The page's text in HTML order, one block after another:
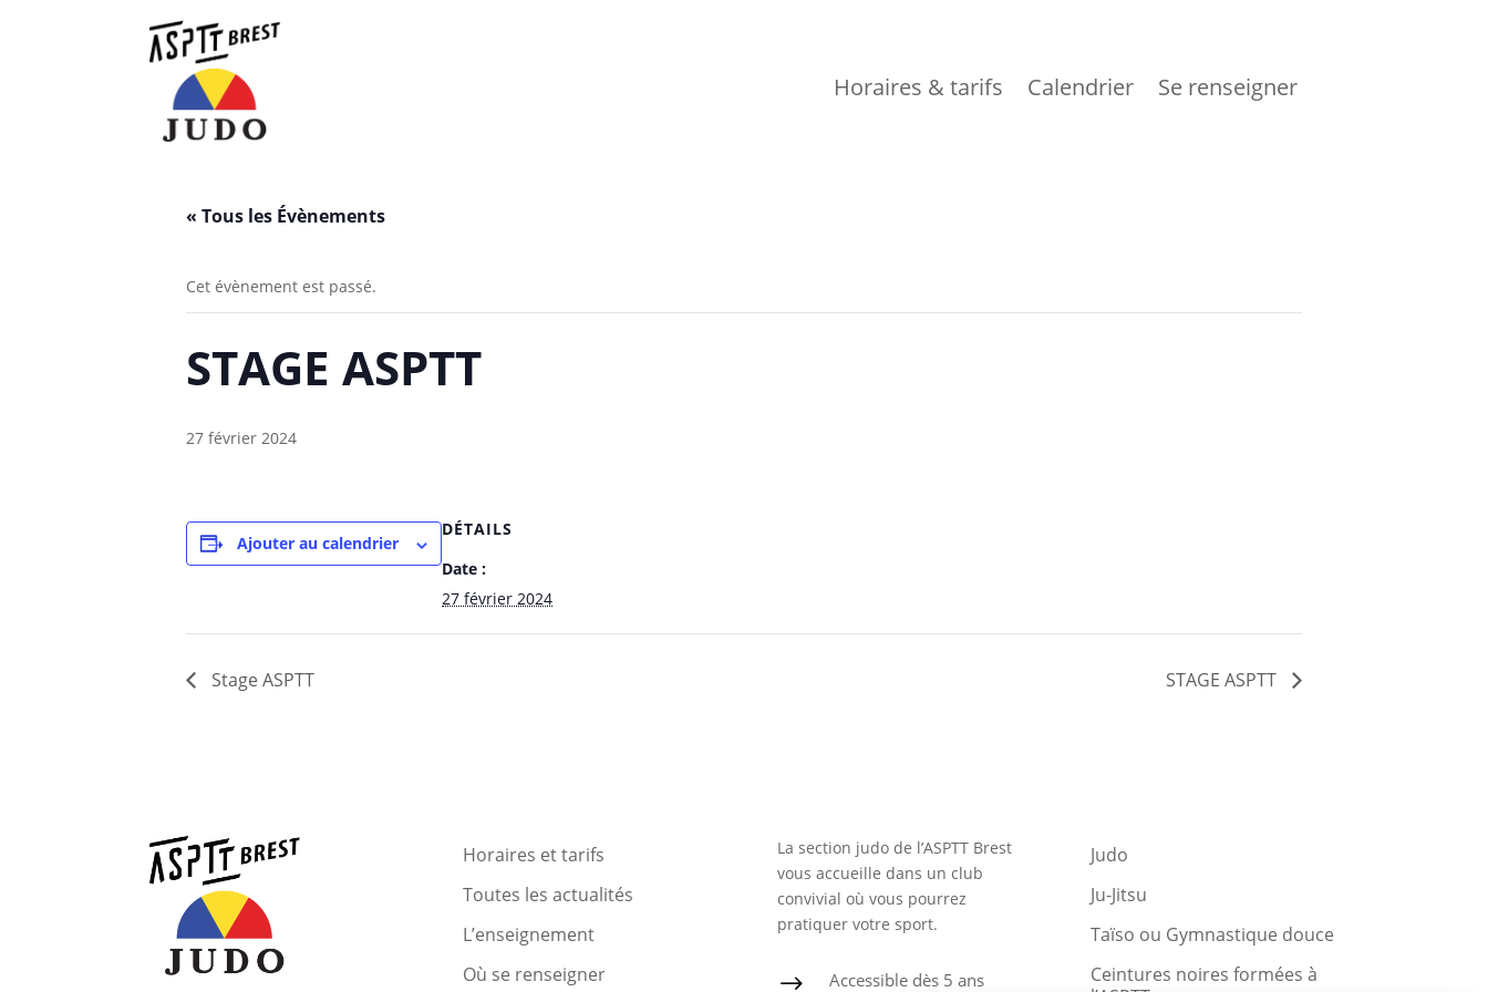
Horaires & tarifs Calendrier Se renseigner
« Tous les Évènements
Cet évènement est passé.
STAGE ASPTT
27 février 2024
Ajouter au calendrier
DÉTAILS
Date :
27 février 2024
Stage ASPTT STAGE ASPTT
Horaires et tarifs
Toutes les actualités
L’enseignement
Où se renseigner
La section judo de l’ASPTT Brest
vous accueille dans un club
convivial où vous pourrez
pratiquer votre sport.
$ Accessible dès 5 ans
Judo
Ju-Jitsu
Taïso ou Gymnastique douce
Ceintures noires formées à